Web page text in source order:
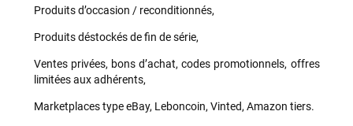
Produits d’occasion / reconditionnés,
Produits déstockés de fin de série,
Ventes privées, bons d’achat, codes promotionnels, offres
limitées aux adhérents,
Marketplaces type eBay, Leboncoin, Vinted, Amazon tiers.